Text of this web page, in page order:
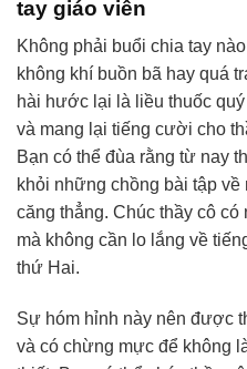
tay giáo viên
Không phải buổi chia tay
không khí buồn bã hay quá
hài hước lại là liều thuốc
và mang lại tiếng cười cho
Bạn có thể đùa rằng từ nay
khỏi những chồng bài tập
căng thẳng. Chúc thầy cô
mà không cần lo lắng về
thứ Hai.
Sự hóm hỉnh này nên được
và có chừng mực để không